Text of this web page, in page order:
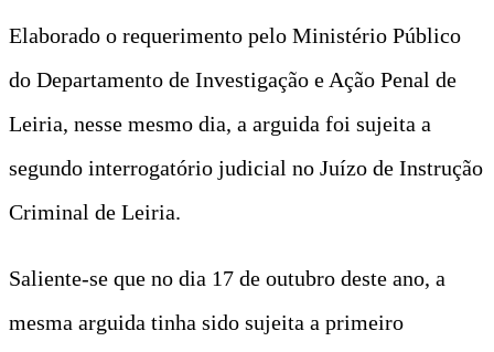
Elaborado o requerimento pelo Ministério Público
do Departamento de Investigação e Ação Penal de
Leiria, nesse mesmo dia, a arguida foi sujeita a
segundo interrogatório judicial no Juízo de Instrução
Criminal de Leiria.
Saliente-se que no dia 17 de outubro deste ano, a
mesma arguida tinha sido sujeita a primeiro